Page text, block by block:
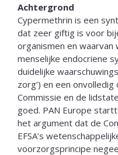
Achtergrond
Cypermethrin is een
dat zeer giftig is voor
organismen en
menselijke endocriene
duidelijke
zorg’) en een
Commissie en de
goed. PAN Europe
het argument dat de
EFSA’s
voorzorgsprincipe